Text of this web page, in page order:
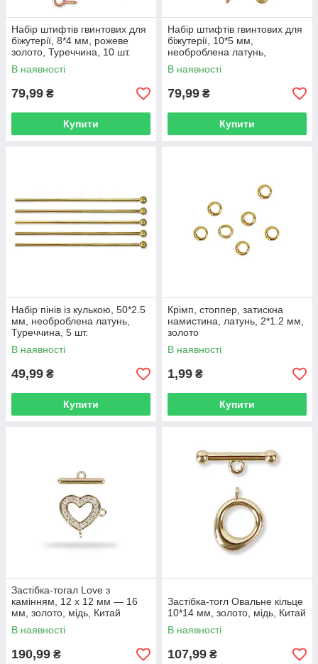
Набір штифтів гвинтових для
біжутерії, 8*4 мм, рожеве
золото, Туреччина, 10 шт.
В наявності
79,99 ₴
Купити
Набір штифтів гвинтових для
біжутерії, 10*5 мм,
необроблена латунь,
Туреччина, 10 шт.
В наявності
79,99 ₴
Купити
Набір пінів із кулькою, 50*2.5
мм, необроблена латунь,
Туреччина, 5 шт.
В наявності
49,99 ₴
Купити
Крімп, стоппер, затискна
намистина, латунь, 2*1.2 мм,
золото
В наявності
1,99 ₴
Купити
Застібка-тогал Love з
камінням, 12 х 12 мм — 16
мм, золото, мідь, Китай
В наявності
190,99 ₴
Застібка-тогл Овальне кільце
10*14 мм, золото, мідь, Китай
В наявності
107,99 ₴